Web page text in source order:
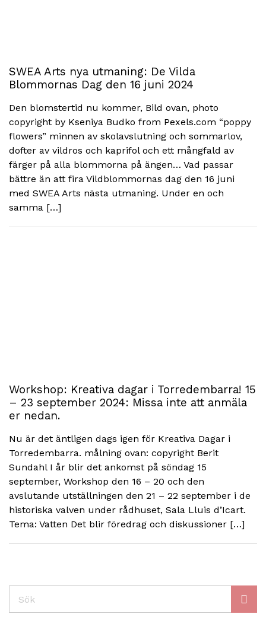
SWEA Arts nya utmaning: De Vilda
Blommornas Dag den 16 juni 2024
Den blomstertid nu kommer, Bild ovan, photo
copyright by Kseniya Budko from Pexels.com “poppy
flowers” minnen av skolavslutning och sommarlov,
dofter av vildros och kaprifol och ett mångfald av
färger på alla blommorna på ängen… Vad passar
bättre än att fira Vildblommornas dag den 16 juni
med SWEA Arts nästa utmaning. Under en och
samma […]
Workshop: Kreativa dagar i Torredembarra! 15
– 23 september 2024: Missa inte att anmäla
er nedan.
Nu är det äntligen dags igen för Kreativa Dagar i
Torredembarra. målning ovan: copyright Berit
Sundahl I år blir det ankomst på söndag 15
september, Workshop den 16 – 20 och den
avslutande utställningen den 21 – 22 september i de
historiska valven under rådhuset, Sala Lluis d’Icart.
Tema: Vatten Det blir föredrag och diskussioner […]